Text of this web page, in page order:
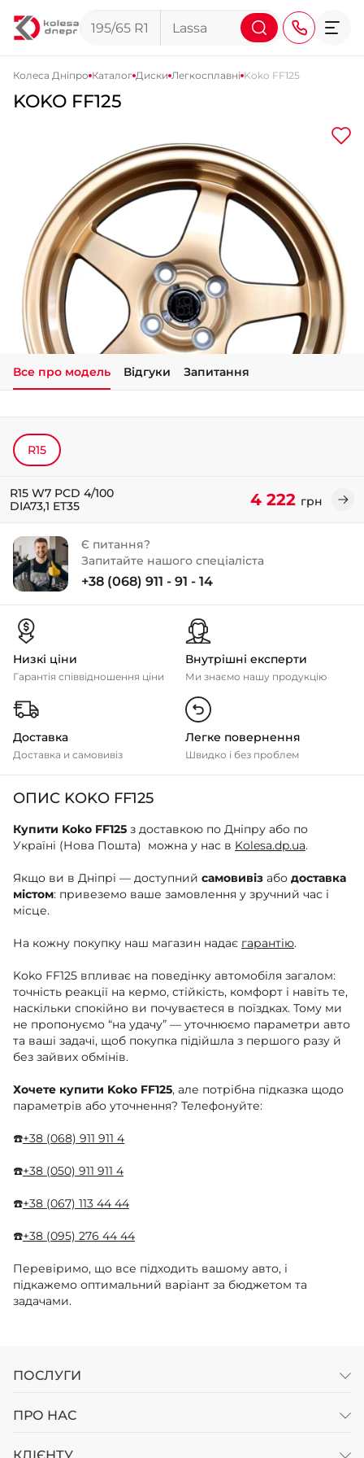
+38 (050) 911-911-4
+38 (067) 113-44-44
+38 (095) 276-44-44
+38 (067) 911-14-14
- на Щепкіна
+38 (098) 911-911-0
- на Тополі
+38 (098) 911-911-4
- на Калиновій
+38 (077) 7-184-184
Колеса Дніпро Каталог Диски Легкосплавні Koko FF125
KOKO FF125
Все про модель Відгуки Запитання
R15
R15 W7 PCD 4/100
DIA73,1 ET35
4 222 грн
Є питання?
Запитайте нашого спеціаліста
+38 (068) 911 - 91 - 14
Низкі ціни
Гарантія співвідношення ціни
Внутрішні експерти
Ми знаємо нашу продукцію
Доставка
Доставка и самовивіз
Легке повернення
Швидко і без проблем
ОПИС KOKO FF125
Купити Koko FF125 з доставкою по Дніпру або по
Україні (Нова Пошта) можна у нас в Kolesa.dp.ua.
Якщо ви в Дніпрі — доступний самовивіз або доставка
містом: привеземо ваше замовлення у зручний час і
місце.
На кожну покупку наш магазин надає гарантію.
Koko FF125 впливає на поведінку автомобіля загалом:
точність реакції на кермо, стійкість, комфорт і навіть те,
наскільки спокійно ви почуваєтеся в поїздках. Тому ми
не пропонуємо “на удачу” — уточнюємо параметри авто
та ваші задачі, щоб покупка підійшла з першого разу й
без зайвих обмінів.
Хочете купити Koko FF125, але потрібна підказка щодо
параметрів або уточнення? Телефонуйте:
☎️+38 (068) 911 911 4
☎️+38 (050) 911 911 4
☎️+38 (067) 113 44 44
☎️+38 (095) 276 44 44
Перевіримо, що все підходить вашому авто, і
підкажемо оптимальний варіант за бюджетом та
задачами.
ПОСЛУГИ
ПРО НАС